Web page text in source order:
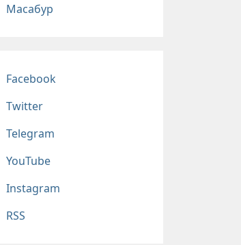
Масабур
Соц сети
Facebook
Twitter
Telegram
YouTube
Instagram
RSS